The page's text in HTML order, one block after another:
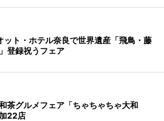
ット・ホテル奈良で世界遺産「飛鳥・藤
登録祝うフェア
茶グルメフェア「ちゃちゃちゃ大和
22店